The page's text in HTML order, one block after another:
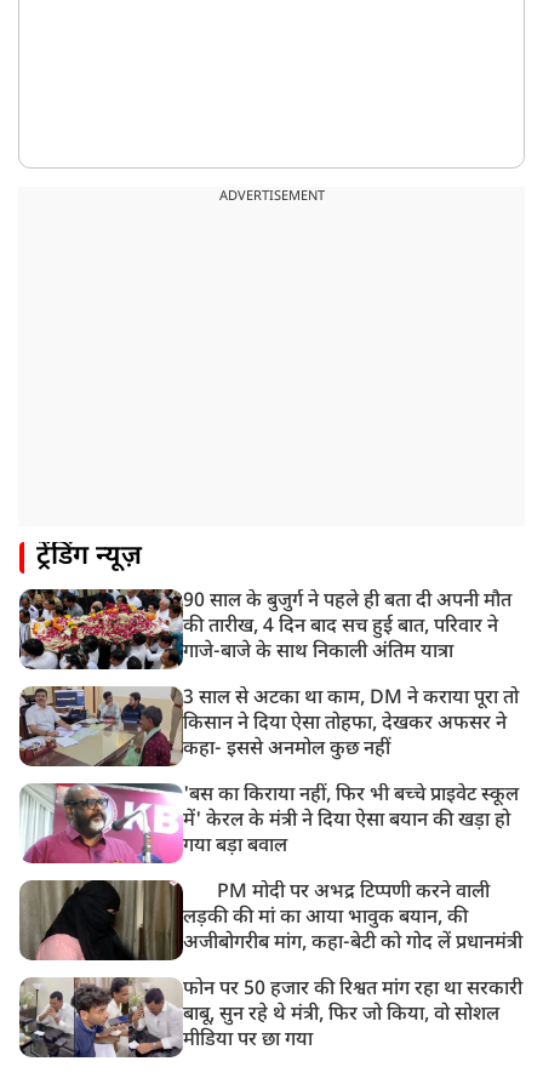
ADVERTISEMENT
ट्रेंडिंग न्यूज़
90 साल के बुजुर्ग ने पहले ही बता दी अपनी मौत
की तारीख, 4 दिन बाद सच हुई बात, परिवार ने
गाजे-बाजे के साथ निकाली अंतिम यात्रा
3 साल से अटका था काम, DM ने कराया पूरा तो
किसान ने दिया ऐसा तोहफा, देखकर अफसर ने
कहा- इससे अनमोल कुछ नहीं
'बस का किराया नहीं, फिर भी बच्चे प्राइवेट स्कूल
में' केरल के मंत्री ने दिया ऐसा बयान की खड़ा हो
गया बड़ा बवाल
PM मोदी पर अभद्र टिप्पणी करने वाली
लड़की की मां का आया भावुक बयान, की
अजीबोगरीब मांग, कहा-बेटी को गोद लें प्रधानमंत्री
फोन पर 50 हजार की रिश्वत मांग रहा था सरकारी
बाबू, सुन रहे थे मंत्री, फिर जो किया, वो सोशल
मीडिया पर छा गया